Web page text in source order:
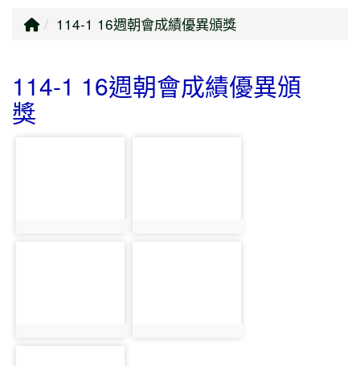
回首頁
114-1 16週朝會成績優異頒獎
114-1 16週朝會成績優異頒
獎